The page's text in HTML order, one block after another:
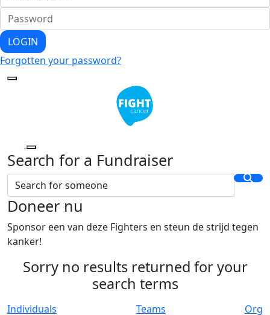
LOGIN
Forgotten your password?
Search for a Fundraiser
Doneer nu
Sponsor een van deze Fighters en steun de strijd tegen
kanker!
Sorry no results returned for your
search terms
Individuals Teams
Org